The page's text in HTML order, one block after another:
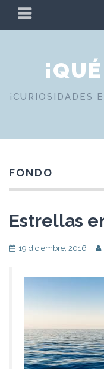
PRIMARY
MENU
¡CURIOSIDADES
FONDO
Estrellas
19 diciembre, 2016